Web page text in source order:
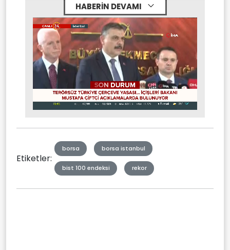
HABERİN DEVAMI
Mute Stream
Etiketler:
borsa borsa istanbul
bist 100 endeksi rekor